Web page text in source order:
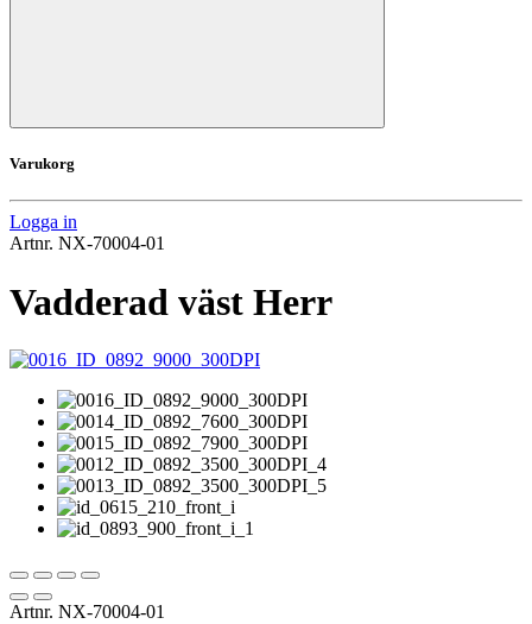
Varukorg
Logga in
Artnr. NX-70004-01
Vadderad väst Herr
Artnr. NX-70004-01